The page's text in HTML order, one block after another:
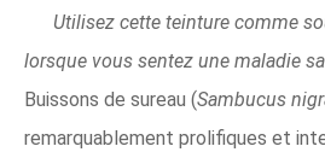
Utilisez cette teinture comme
lorsque vous sentez une maladie
Buissons de sureau (Sambucus
remarquablement prolifiques et